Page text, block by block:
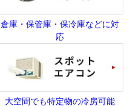
倉庫・保管庫・保冷庫などに対
応
大空間でも特定物の冷房可能